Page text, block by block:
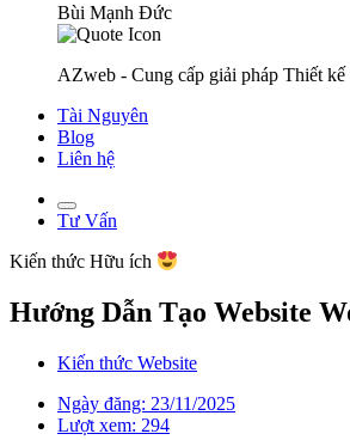
Bùi Mạnh Đức
AZweb - Cung cấp giải pháp Thiết
Tài Nguyên
Blog
Liên hệ
Tư Vấn
Kiến thức Hữu ích
Hướng Dẫn Tạo Website
Kiến thức Website
Ngày đăng: 23/11/2025
Lượt xem: 294